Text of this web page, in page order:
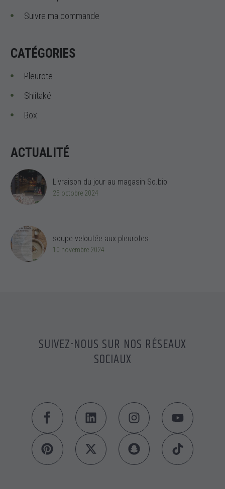
Suivre ma commande
CATÉGORIES
Pleurote
Shiitaké
Box
ACTUALITÉ
Livraison du jour au magasin So.bio
25 octobre 2024
soupe veloutée aux pleurotes
10 novembre 2024
SUIVEZ-NOUS SUR NOS RÉSEAUX
SOCIAUX